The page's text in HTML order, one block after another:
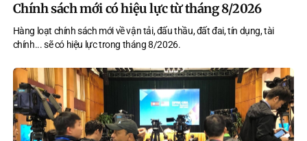
Chính sách mới có hiệu lực từ tháng 8/2026
Hàng loạt chính sách mới về vận tải, đấu thầu, đất đai, tín dụng, tài
chính... sẽ có hiệu lực trong tháng 8/2026.